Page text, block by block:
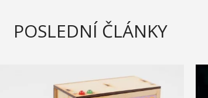
POSLEDNÍ ČLÁNKY